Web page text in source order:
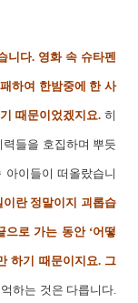
니다. 영화 속 슈타펜
하여 한밤중에 한 사
때문이었겠지요.히
들을 호집하며 뿌듯
이들이 떠올랐습니
란 정말이지 괴롭습
로 가는 동안 ‘어떻
하기 때문이지요. 그
하는 것은 다릅니다.